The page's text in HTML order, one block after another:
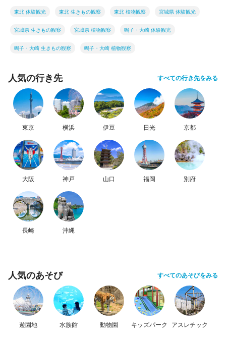
東北 体験観光 東北 生きもの観察 東北 植物観察 宮城県 体験観光
宮城県 生きもの観察 宮城県 植物観察 鳴子・大崎 体験観光
鳴子・大崎 生きもの観察 鳴子・大崎 植物観察
人気の行き先 すべての行き先をみる
東京 横浜 伊豆 日光 京都
大阪 神戸 山口 福岡 別府
長崎 沖縄
人気のあそび すべてのあそびをみる
遊園地 水族館 動物園 キッズパーク アスレチック